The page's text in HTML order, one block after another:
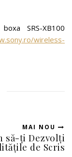
SRS-XB100
wireless-
MAI NOU
să-ți Dezvolți
de Scris